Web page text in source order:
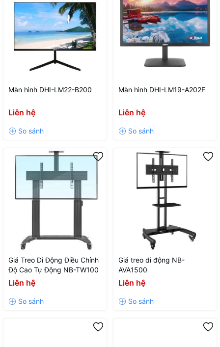
Màn hình DHI-LM22-B200
Liên hệ
Màn hình DHI-LM19-A202F
Liên hệ
Giá Treo Di Động Điều Chỉnh
Độ Cao Tự Động NB-TW100
Liên hệ
Giá treo di động NB-
AVA1500
Liên hệ